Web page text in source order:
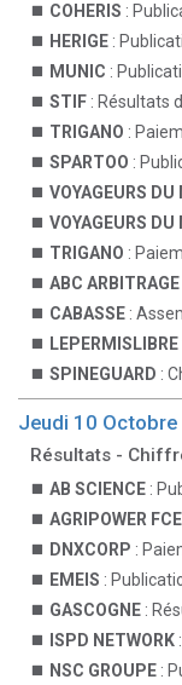
COHERIS :
HERIGE :
MUNIC :
STIF : Résultats
TRIGANO :
SPARTOO :
VOYAGEURS DU
VOYAGEURS DU
TRIGANO :
ABC ARBITRAGE
CABASSE :
LEPERMISLIBRE
SPINEGUARD :
Jeudi 10
Résultats -
AB SCIENCE :
AGRIPOWER FCE
DNXCORP :
EMEIS :
GASCOGNE :
ISPD NETWORK
NSC GROUPE :